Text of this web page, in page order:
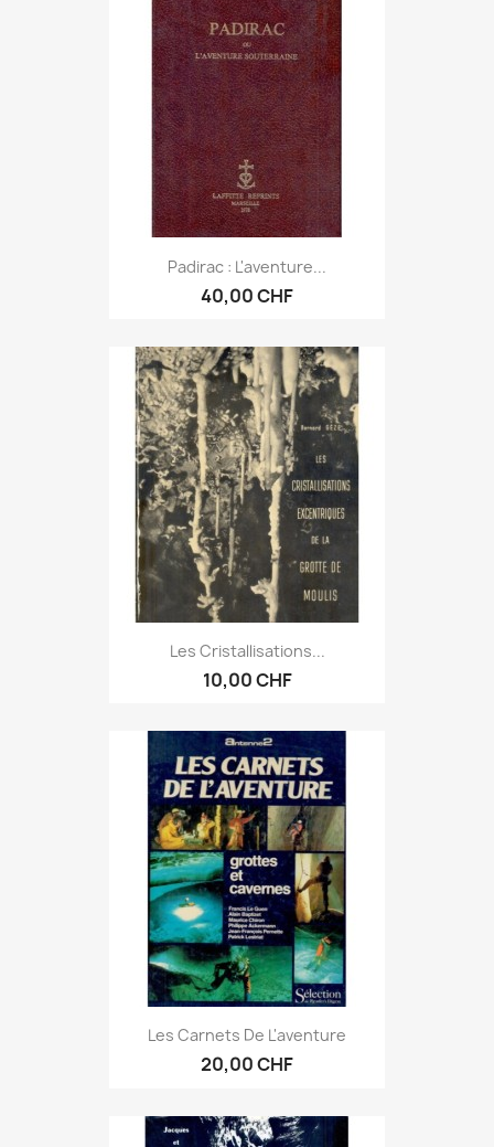
Padirac : L'aventure...
40,00 CHF
Les Cristallisations...
10,00 CHF
Les Carnets De L'aventure
20,00 CHF